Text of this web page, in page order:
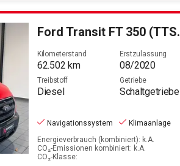
Finanzierung
Filter löschen
Ford Transit FT 350 (TTS) 2.0 TDCi DPF 350 L5 Trend RWD
Kilometerstand
62.502 km
Erstzulassung
08/2020
Treibstoff
Diesel
Getriebe
Schaltgetriebe
Navigationssystem
Klimaanlage
Energieverbrauch (kombiniert): k.A.
CO₂-Emissionen kombiniert: k.A.
CO₂-Klasse: